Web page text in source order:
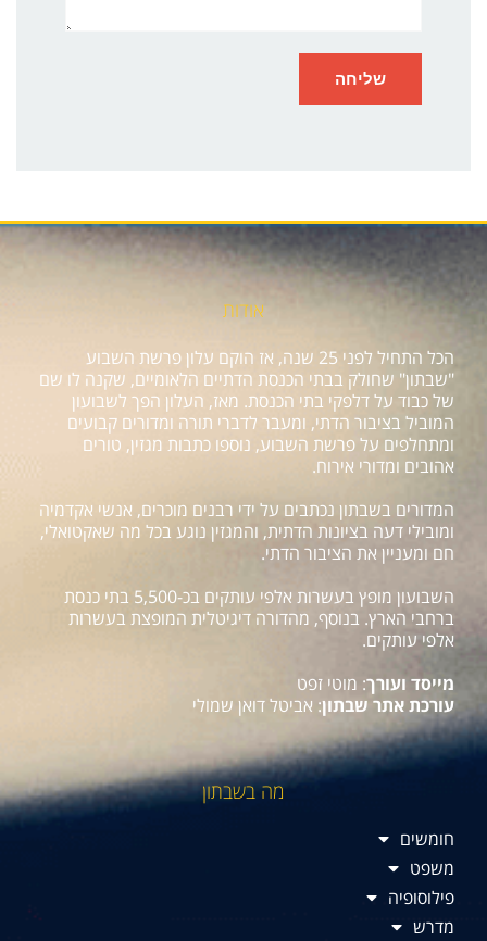
אודות
הכל התחיל לפני 25 שנה, אז הוקם עלון פרשת השבוע
"שבתון" שחולק בבתי הכנסת הדתיים הלאומיים, שקנה לו שם
של כבוד על דלפקי בתי הכנסת. מאז, העלון הפך לשבועון
המוביל בציבור הדתי, ומעבר לדברי תורה ומדורים קבועים
ומתחלפים על פרשת השבוע, נוספו כתבות מגזין, טורים
אהובים ומדורי אירוח.
המדורים בשבתון נכתבים על ידי רבנים מוכרים, אנשי אקדמיה
ומובילי דעה בציונות הדתית, והמגזין נוגע בכל מה שאקטואלי,
חם ומעניין את הציבור הדתי.
השבועון מופץ בעשרות אלפי עותקים בכ-5,500 בתי כנסת
ברחבי הארץ. בנוסף, מהדורה דיגיטלית המופצת בעשרות
אלפי עותקים.
מייסד ועורך: מוטי זפט
עורכת אתר שבתון: אביטל דואן שמולי
מה בשבתון
חומשים
משפט
פילוסופיה
מדרש